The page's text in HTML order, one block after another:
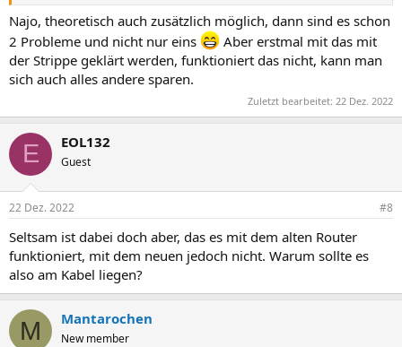
Najo, theoretisch auch zusätzlich möglich, dann sind es schon
2 Probleme und nicht nur eins
Aber erstmal mit das mit
der Strippe geklärt werden, funktioniert das nicht, kann man
sich auch alles andere sparen.
Zuletzt bearbeitet: 22 Dez. 2022
E EOL132
Guest
22 Dez. 2022 #8
Seltsam ist dabei doch aber, das es mit dem alten Router
funktioniert, mit dem neuen jedoch nicht. Warum sollte es
also am Kabel liegen?
M Mantarochen
New member